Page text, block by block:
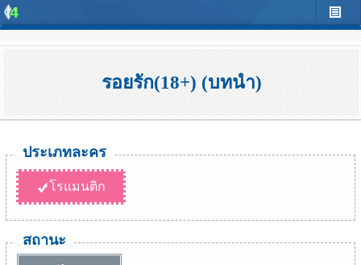
รอยรัก(18+) (บทนำ)
ประเภทละคร
โรแมนติก
สถานะ